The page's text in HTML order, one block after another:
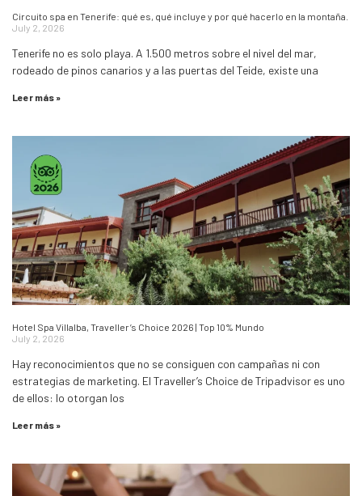
Circuito spa en Tenerife: qué es, qué incluye y por qué hacerlo en la montaña.
July 2, 2026
Tenerife no es solo playa. A 1.500 metros sobre el nivel del mar,
rodeado de pinos canarios y a las puertas del Teide, existe una
Leer más »
Hotel Spa Villalba, Traveller’s Choice 2026 | Top 10% Mundo
July 2, 2026
Hay reconocimientos que no se consiguen con campañas ni con
estrategias de marketing. El Traveller’s Choice de Tripadvisor es uno
de ellos: lo otorgan los
Leer más »